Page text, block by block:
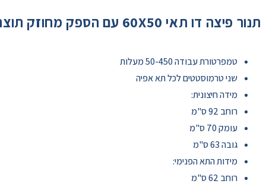
תנור פיצה דו תאי 60X50 עם הספק מחוזק תוצרת איטליה
טמפרטורת עבודה 50-450 מעלות
שני טרמוסטטים לכל תא אפיה
מידה חיצונית:
רוחב 92 ס"מ
עומק 70 ס"מ
גובה 63 ס"מ
מידות התא הפנימי:
רוחב 62 ס"מ